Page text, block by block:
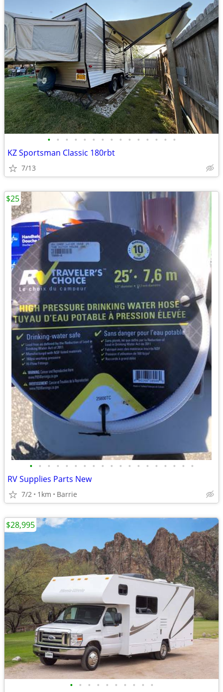
• • • • • • • • • • • • • • •
KZ Sportsman Classic 180rbt
7/13
• • • • • • • • • • • • • • • • • • •
RV Supplies Parts New
7/2 1km Barrie
$25
• • • • • • • • • •
$28,995